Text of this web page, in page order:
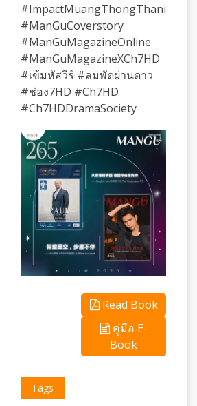
#ImpactMuangThongThani
#ManGuCoverstory
#ManGuMagazineOnline
#ManGuMagazineXCh7HD
#เข้มหัสวีร์ #ลมพัดผ่านดาว
#ช่อง7HD #Ch7HD
#Ch7HDDramaSociety
Read Book
คู่มือ E-
Book
Tags